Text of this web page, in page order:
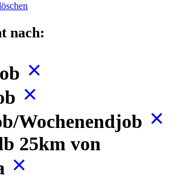
nach:
Wochenendjob
25km von